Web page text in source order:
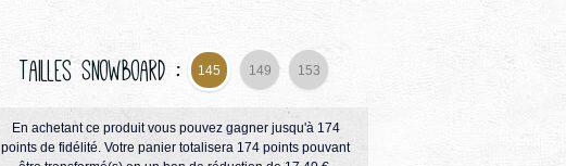
Tailles Snowboard : 145 149 153
En achetant ce produit vous pouvez gagner jusqu'à 174
points de fidélité. Votre panier totalisera 174 points pouvant